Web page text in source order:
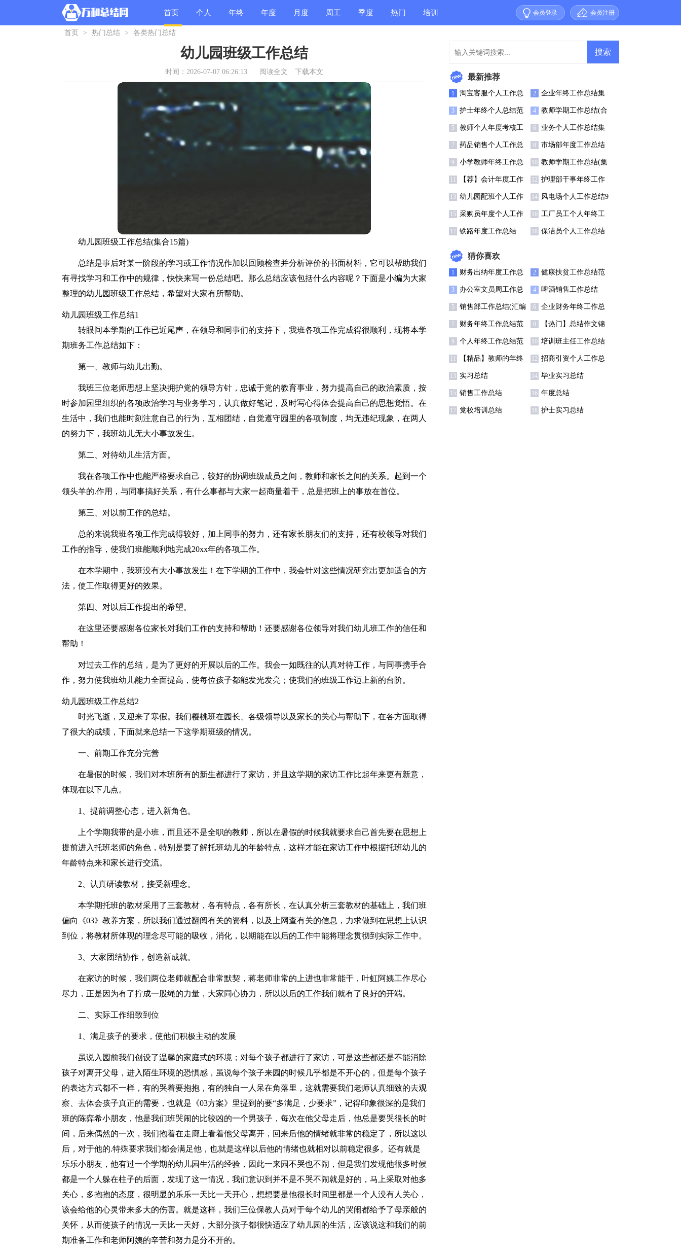
首页 个人 年终 年度 月度 周工 季度 热门 培训 会员登录 会员注册
首页 > 热门总结 > 各类热门总结
幼儿园班级工作总结
时间：2026-07-07 06:26:13 阅读全文 下载本文
幼儿园班级工作总结(集合15篇)
总结是事后对某一阶段的学习或工作情况作加以回顾检查并分析评价的书面材料，它可以帮助我们
有寻找学习和工作中的规律，快快来写一份总结吧。那么总结应该包括什么内容呢？下面是小编为大家
整理的幼儿园班级工作总结，希望对大家有所帮助。
幼儿园班级工作总结1
转眼间本学期的工作已近尾声，在领导和同事们的支持下，我班各项工作完成得很顺利，现将本学
期班务工作总结如下：
第一、教师与幼儿出勤。
我班三位老师思想上坚决拥护党的领导方针，忠诚于党的教育事业，努力提高自己的政治素质，按
时参加园里组织的各项政治学习与业务学习，认真做好笔记，及时写心得体会提高自己的思想觉悟。在
生活中，我们也能时刻注意自己的行为，互相团结，自觉遵守园里的各项制度，均无违纪现象，在两人
的努力下，我班幼儿无大小事故发生。
第二、对待幼儿生活方面。
我在各项工作中也能严格要求自己，较好的协调班级成员之间，教师和家长之间的关系。起到一个
领头羊的.作用，与同事搞好关系，有什么事都与大家一起商量着干，总是把班上的事放在首位。
第三、对以前工作的总结。
总的来说我班各项工作完成得较好，加上同事的努力，还有家长朋友们的支持，还有校领导对我们
工作的指导，使我们班能顺利地完成20xx年的各项工作。
在本学期中，我班没有大小事故发生！在下学期的工作中，我会针对这些情况研究出更加适合的方
法，使工作取得更好的效果。
第四、对以后工作提出的希望。
在这里还要感谢各位家长对我们工作的支持和帮助！还要感谢各位领导对我们幼儿班工作的信任和
帮助！
对过去工作的总结，是为了更好的开展以后的工作。我会一如既往的认真对待工作，与同事携手合
作，努力使我班幼儿能力全面提高，使每位孩子都能发光发亮；使我们的班级工作迈上新的台阶。
幼儿园班级工作总结2
时光飞逝，又迎来了寒假。我们樱桃班在园长、各级领导以及家长的关心与帮助下，在各方面取得
了很大的成绩，下面就来总结一下这学期班级的情况。
一、前期工作充分完善
在暑假的时候，我们对本班所有的新生都进行了家访，并且这学期的家访工作比起年来更有新意，
体现在以下几点。
1、提前调整心态，进入新角色。
上个学期我带的是小班，而且还不是全职的教师，所以在暑假的时候我就要求自己首先要在思想上
提前进入托班老师的角色，特别是要了解托班幼儿的年龄特点，这样才能在家访工作中根据托班幼儿的
年龄特点来和家长进行交流。
2、认真研读教材，接受新理念。
本学期托班的教材采用了三套教材，各有特点，各有所长，在认真分析三套教材的基础上，我们班
偏向《03》教养方案，所以我们通过翻阅有关的资料，以及上网查有关的信息，力求做到在思想上认识
到位，将教材所体现的理念尽可能的吸收，消化，以期能在以后的工作中能将理念贯彻到实际工作中。
3、大家团结协作，创造新成就。
在家访的时候，我们两位老师就配合非常默契，蒋老师非常的上进也非常能干，叶虹阿姨工作尽心
尽力，正是因为有了拧成一股绳的力量，大家同心协力，所以以后的工作我们就有了良好的开端。
二、实际工作细致到位
1、满足孩子的要求，使他们积极主动的发展
虽说入园前我们创设了温馨的家庭式的环境；对每个孩子都进行了家访，可是这些都还是不能消除
孩子对离开父母，进入陌生环境的恐惧感，虽说每个孩子来园的时候几乎都是不开心的，但是每个孩子
的表达方式都不一样，有的哭着要抱抱，有的独自一人呆在角落里，这就需要我们老师认真细致的去观
察、去体会孩子真正的需要，也就是《03方案》里提到的要“多满足，少要求”，记得印象很深的是我们
班的陈弈希小朋友，他是我们班哭闹的比较凶的一个男孩子，每次在他父母走后，他总是要哭很长的时
间，后来偶然的一次，我们抱着在走廊上看着他父母离开，回来后他的情绪就非常的稳定了，所以这以
后，对于他的.特殊要求我们都会满足他，也就是这样以后他的情绪也就相对以前稳定很多。还有就是
乐乐小朋友，他有过一个学期的幼儿园生活的经验，因此一来园不哭也不闹，但是我们发现他很多时候
都是一个人躲在柱子的后面，发现了这一情况，我们意识到并不是不哭不闹就是好的，马上采取对他多
关心，多抱抱的态度，很明显的乐乐一天比一天开心，想想要是他很长时间里都是一个人没有人关心，
该会给他的心灵带来多大的伤害。就是这样，我们三位保教人员对于每个幼儿的哭闹都给予了母亲般的
关怀，从而使孩子的情况一天比一天好，大部分孩子都很快适应了幼儿园的生活，应该说这和我们的前
期准备工作和老师阿姨的辛苦和努力是分不开的。
最新推荐
1 淘宝客服个人工作总
结汇编15篇
2 企业年终工作总结集
合15篇
3 护士年终个人总结范
文(15篇)
4 教师学期工作总结(合
集15篇)
5 教师个人年度考核工
作总结汇编15篇
6 业务个人工作总结集
锦15篇
7 药品销售个人工作总
结【热】
8 市场部年度工作总结
集合15篇
9 小学教师年终工作总
结汇编15篇
10 教师学期工作总结(集
锦15篇)
11 【荐】会计年度工作
总结
12 护理部干事年终工作
总结
13 幼儿园配班个人工作
总结
14 风电场个人工作总结9
篇
15 采购员年度个人工作
总结15篇
16 工厂员工个人年终工
作总结(15篇)
17 铁路年度工作总结 18 保洁员个人工作总结
猜你喜欢
1 财务出纳年度工作总
结11篇
2 健康扶贫工作总结范
文
3 办公室文员周工作总
结
4 啤酒销售工作总结
5 销售部工作总结(汇编
15篇)
6 企业财务年终工作总
结范文
7 财务年终工作总结范
文汇编六篇
8 【热门】总结作文锦
集四篇
9 个人年终工作总结范
文
10 培训班主任工作总结
集锦8篇
11 【精品】教师的年终
总结模板汇编八篇
12 招商引资个人工作总
结
13 实习总结 14 毕业实习总结
15 销售工作总结 16 年度总结
17 党校培训总结 18 护士实习总结